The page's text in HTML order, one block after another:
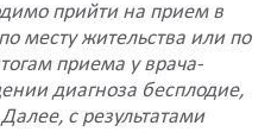
прийти на прием в
месту жительства или по
приема у врача-
диагноза бесплодие,
с результатами